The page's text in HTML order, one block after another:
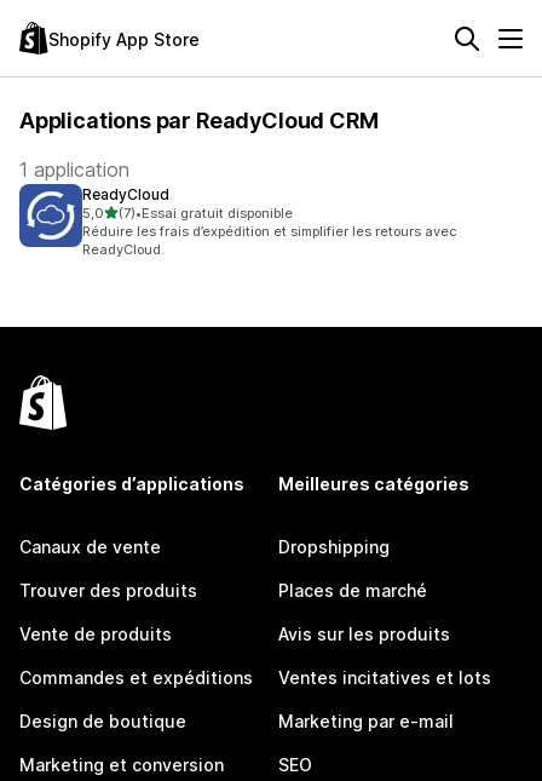
Shopify App Store
Applications par ReadyCloud CRM
1 application
ReadyCloud
5,0étoile(s) sur 5
(7)
7 avis au total
•Essai gratuit disponible
Réduire les frais d’expédition et simplifier les retours avec
ReadyCloud.
Catégories d’applications
Canaux de vente
Trouver des produits
Vente de produits
Commandes et expéditions
Design de boutique
Marketing et conversion
Meilleures catégories
Dropshipping
Places de marché
Avis sur les produits
Ventes incitatives et lots
Marketing par e-mail
SEO